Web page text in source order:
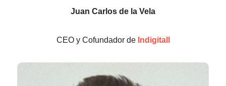
Juan Carlos de la Vela
CEO y Cofundador de Indigitall